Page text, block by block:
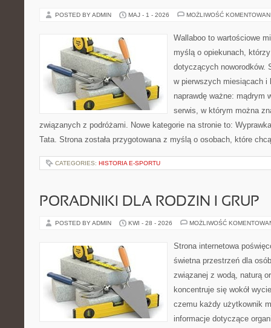
POSTED BY ADMIN MAJ - 1 - 2026 MOŻLIWOŚĆ
Wallaboo to wartościowe
myślą o opiekunach,
dotyczących noworodków.
w pierwszych miesiącach
naprawdę ważne: mądrym
serwis, w którym można
związanych z podróżami. Nowe kategorie na stronie to:
Tata. Strona została przygotowana z myślą o osobach, które
CATEGORIES: HISTORIA E-SPORTU
PORADNIKI DLA RODZIN I GRUP
POSTED BY ADMIN KWI - 28 - 2026 MOŻLIWOŚĆ
Strona internetowa
świetna przestrzeń dla
związanej z wodą, naturą
koncentruje się wokół
czemu każdy użytkownik
informacje dotyczące